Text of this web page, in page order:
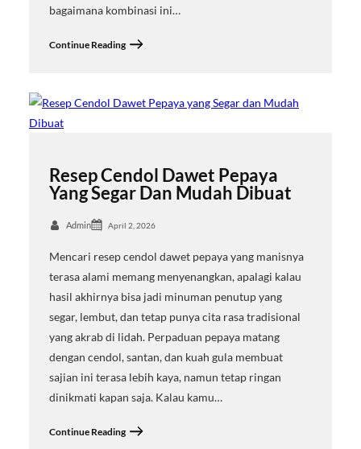
bagaimana kombinasi ini…
Continue Reading
Resep Cendol Dawet Pepaya
Yang Segar Dan Mudah Dibuat
Admin April 2, 2026
Mencari resep cendol dawet pepaya yang manisnya
terasa alami memang menyenangkan, apalagi kalau
hasil akhirnya bisa jadi minuman penutup yang
segar, lembut, dan tetap punya cita rasa tradisional
yang akrab di lidah. Perpaduan pepaya matang
dengan cendol, santan, dan kuah gula membuat
sajian ini terasa lebih kaya, namun tetap ringan
dinikmati kapan saja. Kalau kamu…
Continue Reading